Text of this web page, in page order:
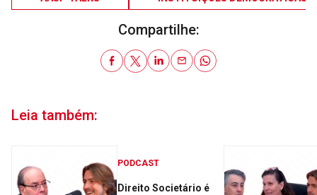
Compartilhe:
Leia também:
PODCAST
Direito Societário é